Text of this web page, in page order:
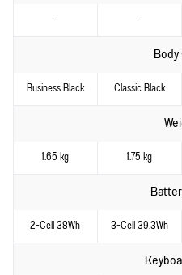
- -
Business Black Classic Black
1.65 kg 1.75 kg
2-Cell 38Wh 3-Cell 39.3Wh